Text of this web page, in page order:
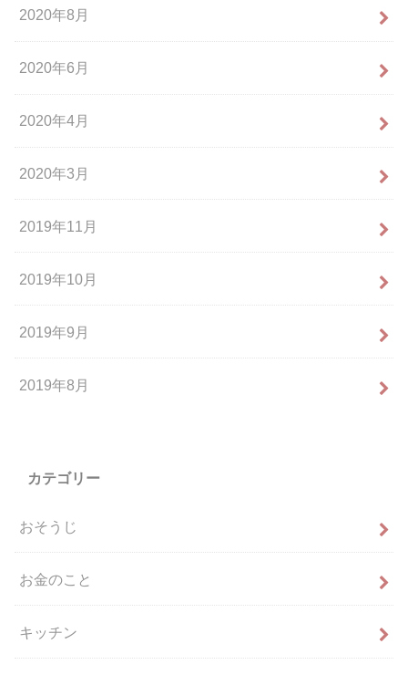
2020年8月
2020年6月
2020年4月
2020年3月
2019年11月
2019年10月
2019年9月
2019年8月
カテゴリー
おそうじ
お金のこと
キッチン